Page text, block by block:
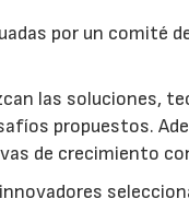
por un comité
las soluciones,
propuestos.
de crecimiento